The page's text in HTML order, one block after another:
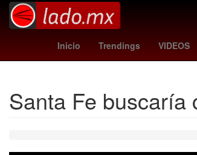
Inicio Trendings VIDEOS
Cohete orioles - angels
Santa Fe buscaría